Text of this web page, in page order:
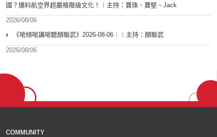
國？爆料航空界超嚴格階級文化！︱主持：寶珠、寶堅、Jack
2026/08/06
《啱傾啱講啱聽顏聯武》2026-08-06︱︱主持：顏聯武
2026/08/06
COMMUNITY